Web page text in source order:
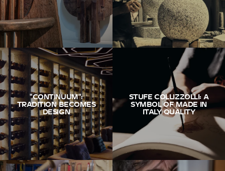
"CONTINUUM":
TRADITION BECOMES
DESIGN
STUFE COLLIZZOLLI: A
SYMBOL OF MADE IN
ITALY QUALITY